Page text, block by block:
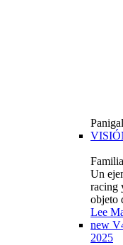
Un
racing
objeto
Lee
new
2025